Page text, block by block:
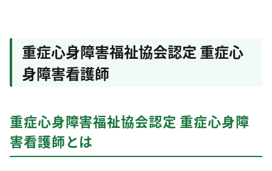
重症心身障害福祉協会認定 重症心
身障害看護師
重症心身障害福祉協会認定 重症心身障
害看護師とは